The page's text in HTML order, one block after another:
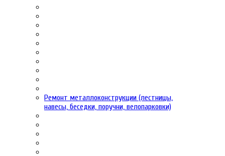
Ремонт металлоконструкции (лестницы,
навесы, беседки, поручни, велопарковки)